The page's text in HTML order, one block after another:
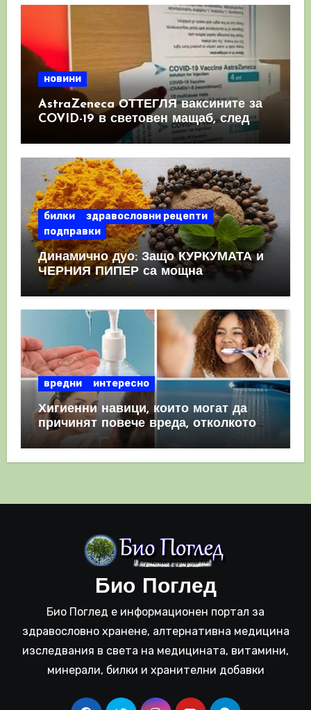
новини
AstraZeneca ОТТЕГЛЯ ваксините за
COVID-19 в световен мащаб, след
като призна, че те причиняват
билки
здравословни рецепти
подправки
Динамично дуо: Защо КУРКУМАТА и
ЧЕРНИЯ ПИПЕР са мощна
комбинация
вредни интересно
Хигиенни навици, които могат да
причинят повече вреда, отколкото
полза
Био Поглед
Био Поглед е информационен портал за
здравословно хранене, алтернативна медицина
изследвания в света на медицината, витамини,
минерали, билки и хранителни добавки